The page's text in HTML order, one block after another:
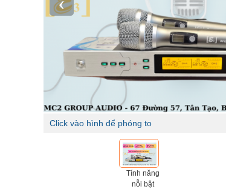
Click vào hình để phóng to
Tính năng
nỗi bật